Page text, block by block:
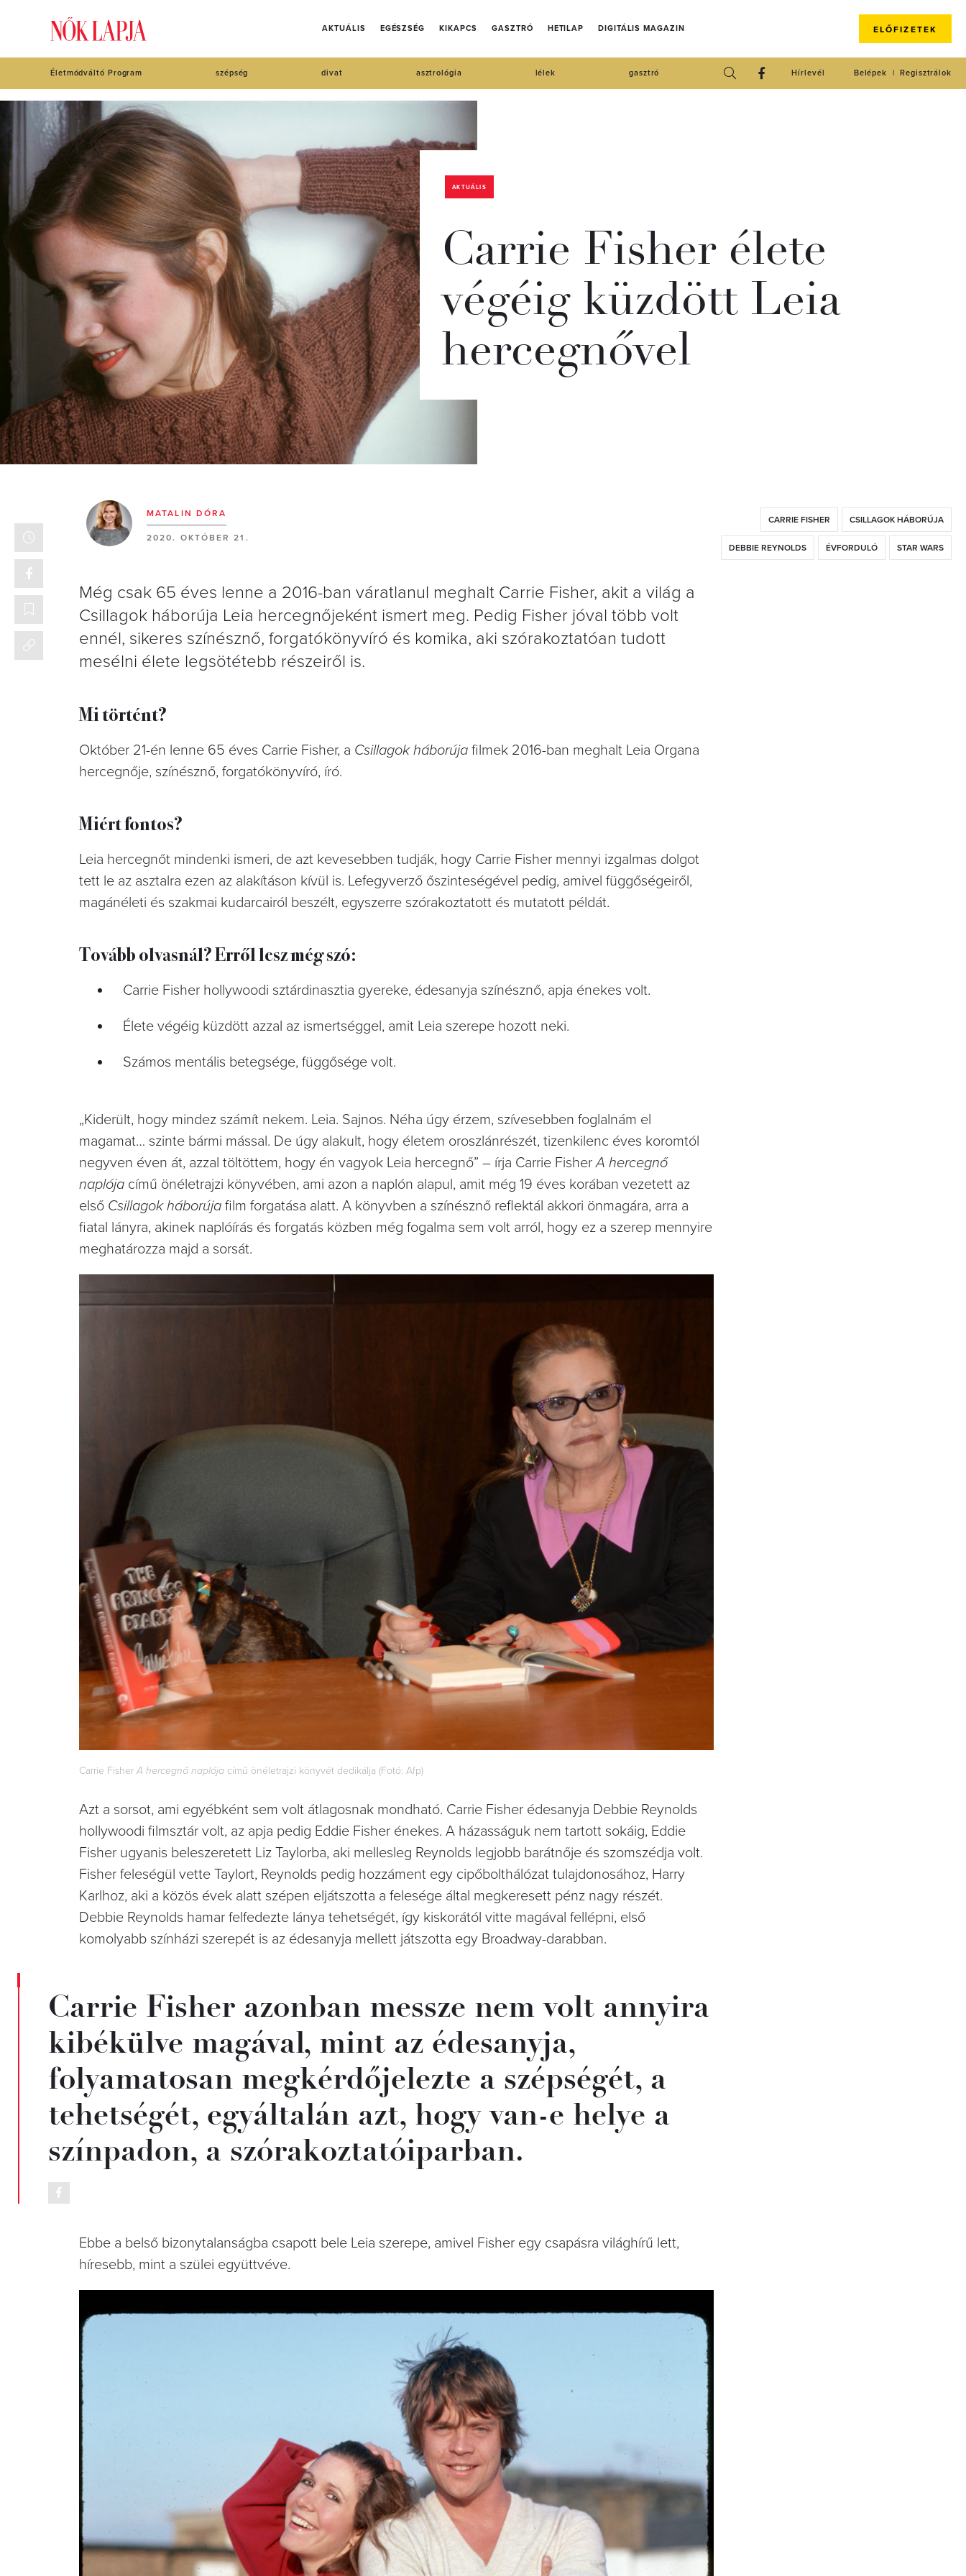
AKTUÁLIS EGÉSZSÉG KIKAPCS GASZTRÓ HETILAP DIGITÁLIS MAGAZIN ELŐFIZETEK
Életmódváltó Program szépség divat asztrológia lélek gasztró Regisztrálok
Belépek
Hírlevél
AKTUÁLIS
Carrie Fisher élete
végéig küzdött Leia
hercegnővel
MATALIN DÓRA
2020. OKTÓBER 21.
CARRIE FISHER CSILLAGOK HÁBORÚJA
DEBBIE REYNOLDS ÉVFORDULÓ STAR WARS
Még csak 65 éves lenne a 2016-ban váratlanul meghalt Carrie Fisher, akit a világ a
Csillagok háborúja Leia hercegnőjeként ismert meg. Pedig Fisher jóval több volt
ennél, sikeres színésznő, forgatókönyvíró és komika, aki szórakoztatóan tudott
mesélni élete legsötétebb részeiről is.
Mi történt?
Október 21-én lenne 65 éves Carrie Fisher, a Csillagok háborúja filmek 2016-ban meghalt Leia Organa
hercegnője, színésznő, forgatókönyvíró, író.
Miért fontos?
Leia hercegnőt mindenki ismeri, de azt kevesebben tudják, hogy Carrie Fisher mennyi izgalmas dolgot
tett le az asztalra ezen az alakításon kívül is. Lefegyverző őszinteségével pedig, amivel függőségeiről,
magánéleti és szakmai kudarcairól beszélt, egyszerre szórakoztatott és mutatott példát.
Tovább olvasnál? Erről lesz még szó:
Carrie Fisher hollywoodi sztárdinasztia gyereke, édesanyja színésznő, apja énekes volt.
Élete végéig küzdött azzal az ismertséggel, amit Leia szerepe hozott neki.
Számos mentális betegsége, függősége volt.
„Kiderült, hogy mindez számít nekem. Leia. Sajnos. Néha úgy érzem, szívesebben foglalnám el
magamat… szinte bármi mással. De úgy alakult, hogy életem oroszlánrészét, tizenkilenc éves koromtól
negyven éven át, azzal töltöttem, hogy én vagyok Leia hercegnő” – írja Carrie FisherA hercegnő
naplója című önéletrajzi könyvében, ami azon a naplón alapul, amit még 19 éves korában vezetett az
első Csillagok háborúja film forgatása alatt. A könyvben a színésznő reflektál akkori önmagára, arra a
fiatal lányra, akinek naplóírás és forgatás közben még fogalma sem volt arról, hogy ez a szerep mennyire
meghatározza majd a sorsát.
Carrie Fisher A hercegnő naplója című önéletrajzi könyvét dedikálja (Fotó: Afp)
Azt a sorsot, ami egyébként sem volt átlagosnak mondható. Carrie Fisher édesanyja Debbie Reynolds
hollywoodi filmsztár volt, az apja pedig Eddie Fisher énekes. A házasságuk nem tartott sokáig, Eddie
Fisher ugyanis beleszeretett Liz Taylorba, aki mellesleg Reynolds legjobb barátnője és szomszédja volt.
Fisher feleségül vette Taylort, Reynolds pedig hozzáment egy cipőbolthálózat tulajdonosához, Harry
Karlhoz, aki a közös évek alatt szépen eljátszotta a felesége által megkeresett pénz nagy részét.
Debbie Reynolds hamar felfedezte lánya tehetségét, így kiskorától vitte magával fellépni, első
komolyabb színházi szerepét is az édesanyja mellett játszotta egy Broadway-darabban.
Carrie Fisher azonban messze nem volt annyira
kibékülve magával, mint az édesanyja,
folyamatosan megkérdőjelezte a szépségét, a
tehetségét, egyáltalán azt, hogy van-e helye a
színpadon, a szórakoztatóiparban.
Ebbe a belső bizonytalanságba csapott bele Leia szerepe, amivel Fisher egy csapásra világhírű lett,
híresebb, mint a szülei együttvéve.